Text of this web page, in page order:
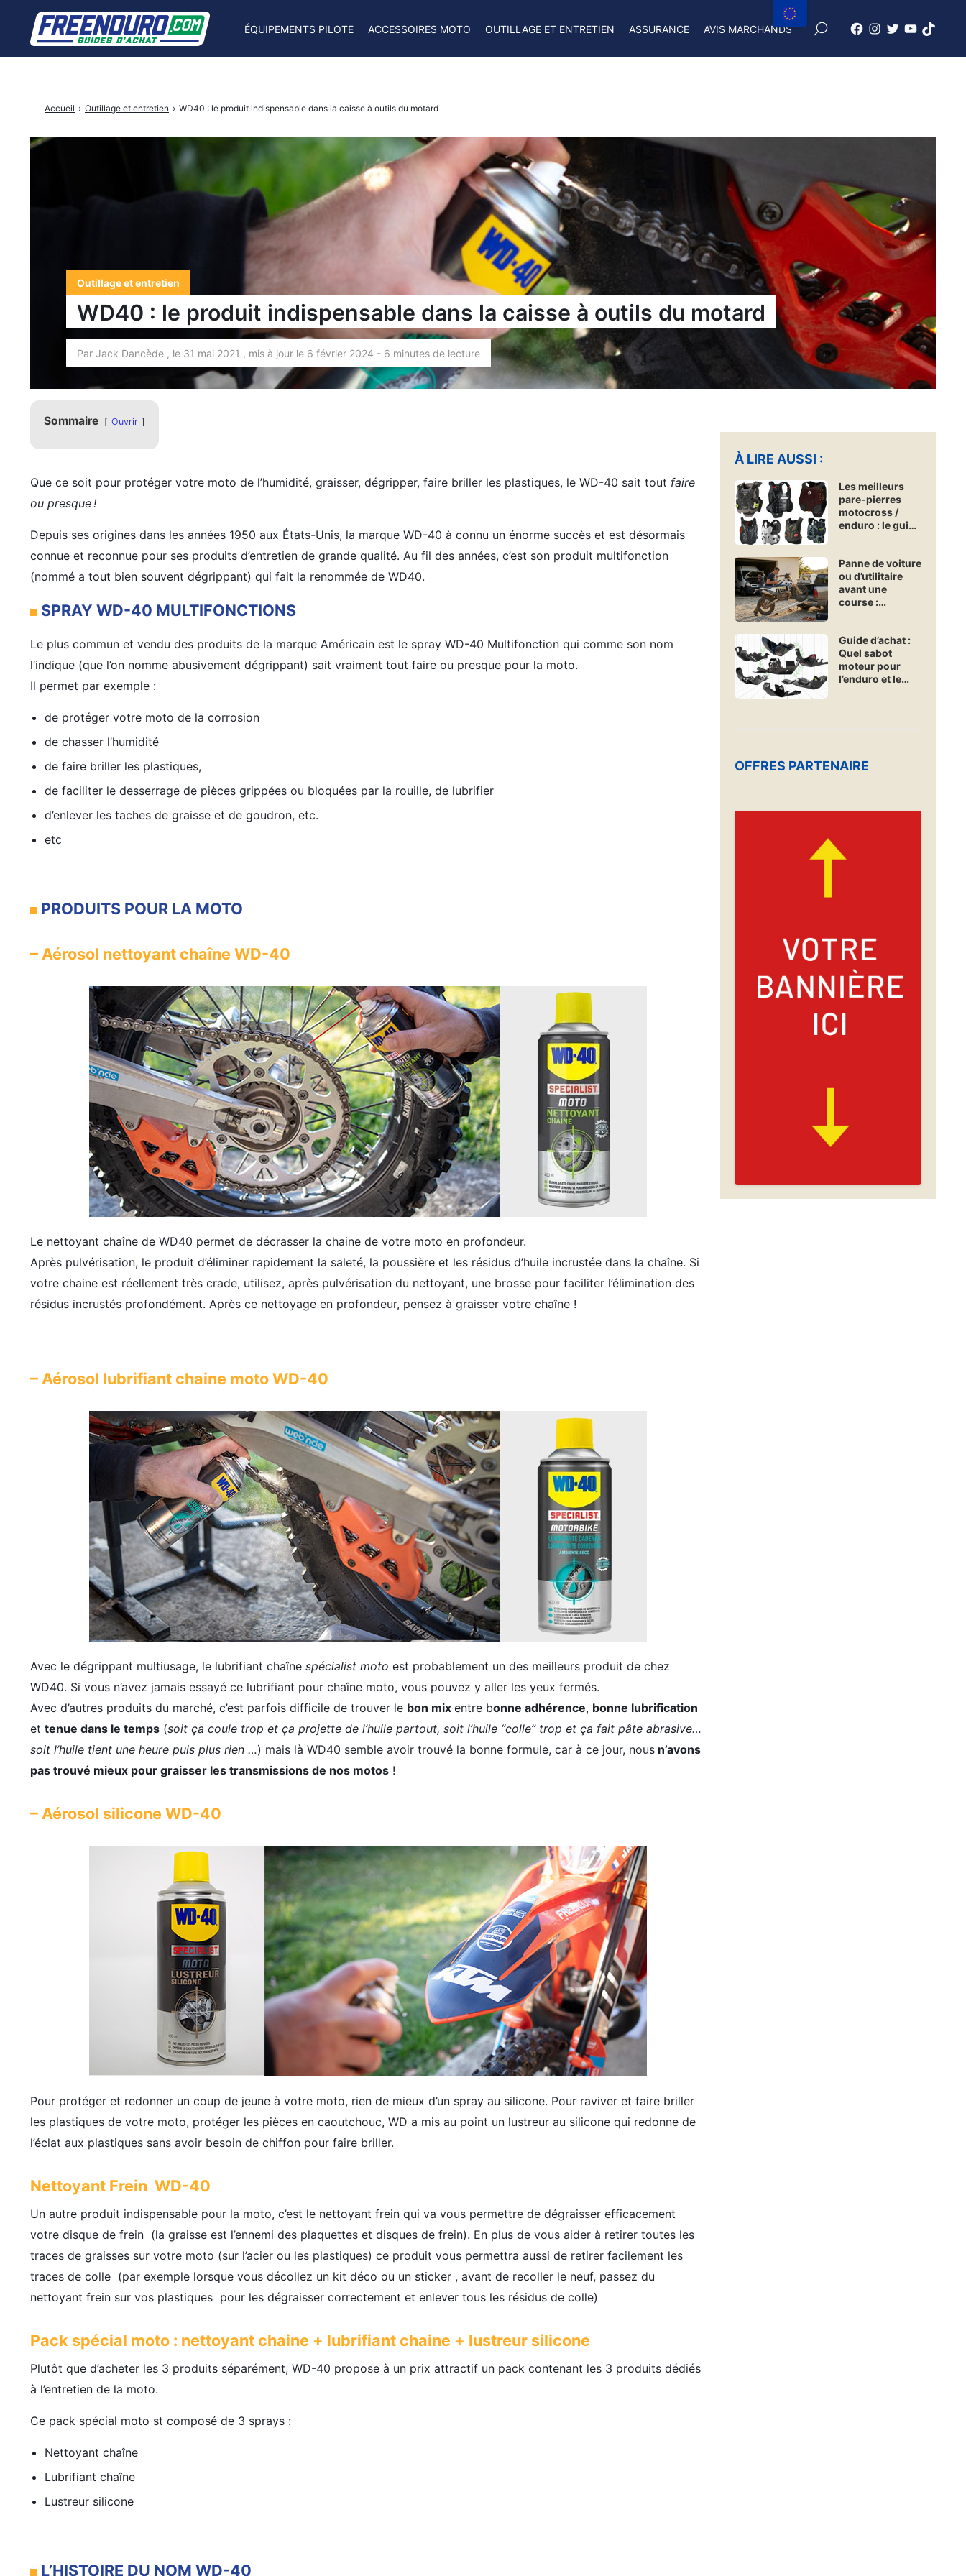
Outillage et entretien
WD40 : le produit indispensable dans la caisse à outils du motard
Par Jack Dancède , le 31 mai 2021 , mis à jour le 6 février 2024 - 6 minutes de lecture
Accueil › Outillage et entretien › WD40 : le produit indispensable dans la caisse à outils du motard
Sommaire Ouvrir
Que ce soit pour protéger votre moto de l’humidité, graisser, dégripper, faire briller les plastiques, le WD-40 sait tout faire
ou presque !
Depuis ses origines dans les années 1950 aux États-Unis, la marque WD-40 à connu un énorme succès et est désormais
connue et reconnue pour ses produits d’entretien de grande qualité. Au fil des années, c’est son produit multifonction
(nommé a tout bien souvent dégrippant) qui fait la renommée de WD40.
SPRAY WD-40 MULTIFONCTIONS
Le plus commun et vendu des produits de la marque Américain est le spray WD-40 Multifonction qui comme son nom
l’indique (que l’on nomme abusivement dégrippant) sait vraiment tout faire ou presque pour la moto.
Il permet par exemple :
de protéger votre moto de la corrosion
de chasser l’humidité
de faire briller les plastiques,
de faciliter le desserrage de pièces grippées ou bloquées par la rouille, de lubrifier
d’enlever les taches de graisse et de goudron, etc.
etc
PRODUITS POUR LA MOTO
– Aérosol nettoyant chaîne WD-40
Le nettoyant chaîne de WD40 permet de décrasser la chaine de votre moto en profondeur.
Après pulvérisation, le produit d’éliminer rapidement la saleté, la poussière et les résidus d’huile incrustée dans la chaîne. Si
votre chaine est réellement très crade, utilisez, après pulvérisation du nettoyant, une brosse pour faciliter l’élimination des
résidus incrustés profondément. Après ce nettoyage en profondeur, pensez à graisser votre chaîne !
– Aérosol lubrifiant chaine moto WD-40
Avec le dégrippant multiusage, le lubrifiant chaîne spécialist moto est probablement un des meilleurs produit de chez
WD40. Si vous n’avez jamais essayé ce lubrifiant pour chaîne moto, vous pouvez y aller les yeux fermés.
Avec d’autres produits du marché, c’est parfois difficile de trouver le bon mix entre bonne adhérence, bonne lubrification
et tenue dans le temps (soit ça coule trop et ça projette de l’huile partout, soit l’huile “colle” trop et ça fait pâte abrasive…
soit l’huile tient une heure puis plus rien …) mais là WD40 semble avoir trouvé la bonne formule, car à ce jour, nous n’avons
pas trouvé mieux pour graisser les transmissions de nos motos !
– Aérosol silicone WD-40
Pour protéger et redonner un coup de jeune à votre moto, rien de mieux d’un spray au silicone. Pour raviver et faire briller
les plastiques de votre moto, protéger les pièces en caoutchouc, WD a mis au point un lustreur au silicone qui redonne de
l’éclat aux plastiques sans avoir besoin de chiffon pour faire briller.
Nettoyant Frein WD-40
Un autre produit indispensable pour la moto, c’est le nettoyant frein qui va vous permettre de dégraisser efficacement
votre disque de frein (la graisse est l’ennemi des plaquettes et disques de frein). En plus de vous aider à retirer toutes les
traces de graisses sur votre moto (sur l’acier ou les plastiques) ce produit vous permettra aussi de retirer facilement les
traces de colle (par exemple lorsque vous décollez un kit déco ou un sticker , avant de recoller le neuf, passez du
nettoyant frein sur vos plastiques pour les dégraisser correctement et enlever tous les résidus de colle)
Pack spécial moto : nettoyant chaine + lubrifiant chaine + lustreur silicone
Plutôt que d’acheter les 3 produits séparément, WD-40 propose à un prix attractif un pack contenant les 3 produits dédiés
à l’entretien de la moto.
Ce pack spécial moto st composé de 3 sprays :
Nettoyant chaîne
Lubrifiant chaîne
Lustreur silicone
L’HISTOIRE DU NOM WD-40
À LIRE AUSSI :
Les meilleurs
pare-pierres
motocross /
enduro : le guide
Panne de voiture
ou d’utilitaire
avant une
course :
véhicule de
secours en
urgence ?
Guide d’achat :
Quel sabot
moteur pour
l’enduro et le
OFFRES PARTENAIRE
ÉQUIPEMENTS PILOTE ACCESSOIRES MOTO OUTILLAGE ET ENTRETIEN ASSURANCE AVIS MARCHANDS
Facebook
Freenduro
Instagram
Freenduro
X
Freenduro
Youtube
Freenduro
tiktok
×
: